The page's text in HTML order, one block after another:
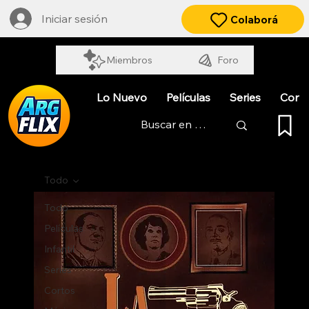
Iniciar sesión
Miembros Foro
Colaborá
Lo Nuevo Películas Series
Todo
Películas
Infantil
Series
Cortos
Todo